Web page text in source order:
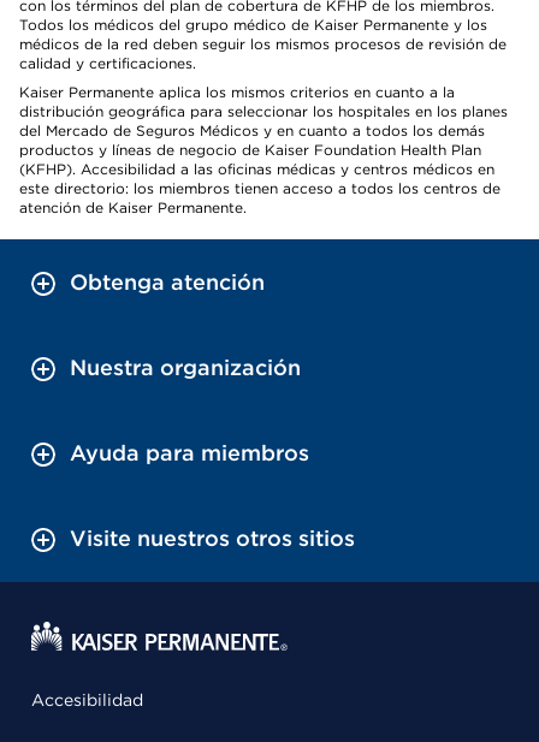
con los términos del plan de cobertura de KFHP de los miembros.
Todos los médicos del grupo médico de Kaiser Permanente y los
médicos de la red deben seguir los mismos procesos de revisión de
calidad y certificaciones.
Kaiser Permanente aplica los mismos criterios en cuanto a la
distribución geográfica para seleccionar los hospitales en los planes
del Mercado de Seguros Médicos y en cuanto a todos los demás
productos y líneas de negocio de Kaiser Foundation Health Plan
(KFHP). Accesibilidad a las oficinas médicas y centros médicos en
este directorio: los miembros tienen acceso a todos los centros de
atención de Kaiser Permanente.
Obtenga atención
Nuestra organización
Ayuda para miembros
Visite nuestros otros sitios
Accesibilidad